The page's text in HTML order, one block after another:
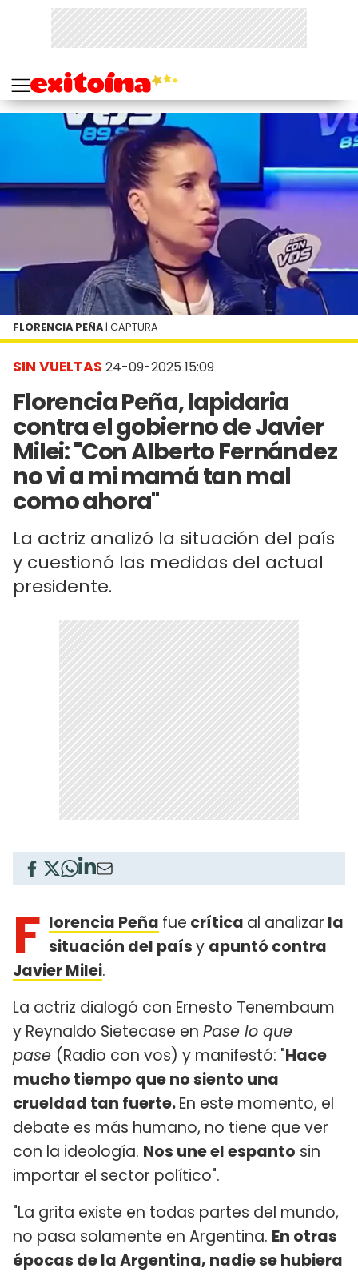
SIN VUELTAS 24-09-2025 15:09
Florencia Peña, lapidaria
contra el gobierno de Javier
Milei: "Con Alberto Fernández
no vi a mi mamá tan mal
como ahora"
La actriz analizó la situación del país
y cuestionó las medidas del actual
presidente.
FLORENCIA PEÑA | CAPTURA
F lorencia Peña fue crítica al analizar la
situación del paísy apuntó contra
Javier Milei.
La actriz dialogó con Ernesto Tenembaum
y Reynaldo Sietecase en Pase lo que
pase (Radio con vos) y manifestó: "Hace
mucho tiempo que no siento una
crueldad tan fuerte.En este momento, el
debate es más humano, no tiene que ver
con la ideología. Nos une el espanto sin
importar el sector político".
"La grita existe en todas partes del mundo,
no pasa solamente en Argentina. En otras
épocas de la Argentina, nadie se hubiera